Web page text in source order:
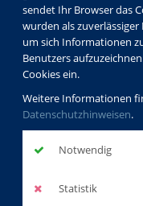
sendet Ihr Browser das
wurden als
um sich Informationen
Benutzers
Cookies ein.
Weitere Informationen
Datenschutzhinweisen.
Notwendig
Statistik